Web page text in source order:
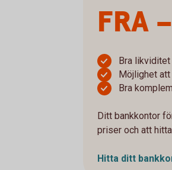
FRA
Bra likviditet
Möjlighet
Bra
Ditt bankkontor
priser och att
Hitta ditt